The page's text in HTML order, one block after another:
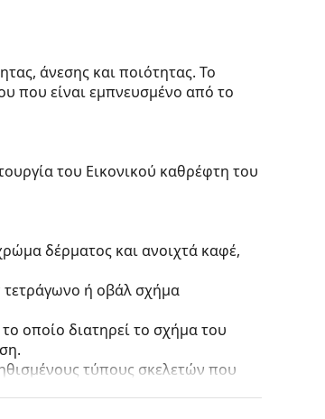
άνεσης και ποιότητας. Το
που είναι εμπνευσμένο από το
του Εικονικού καθρέφτη του
δέρματος και ανοιχτά καφέ,
τετράγωνο ή οβάλ σχήμα
οποίο διατηρεί το σχήμα του
τύπους σκελετών που
τους. Μερικά από τα